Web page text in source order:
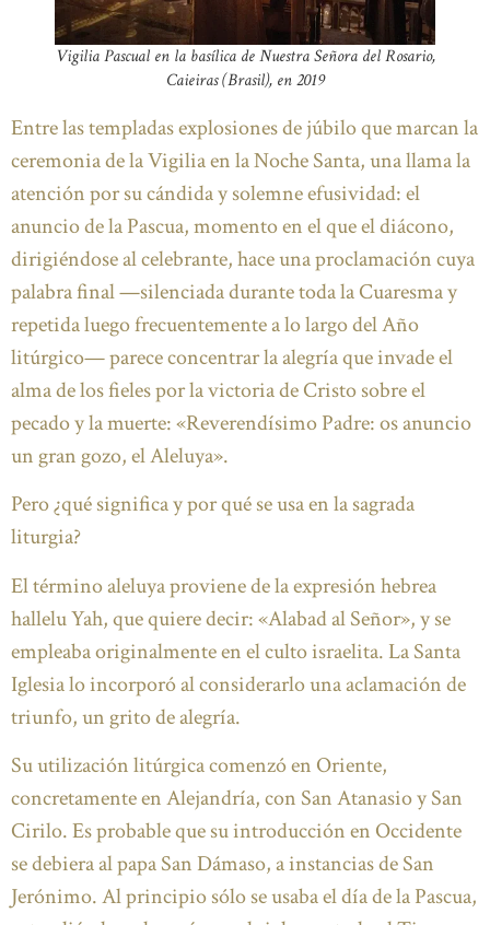
Vigilia Pascual en la basílica de Nuestra Señora del Rosario,
Caieiras (Brasil), en 2019
Entre las templadas explosiones de júbilo que marcan la
ceremonia de la Vigilia en la Noche Santa, una llama la
atención por su cándida y solemne efusividad: el
anuncio de la Pascua, momento en el que el diácono,
dirigiéndose al celebrante, hace una proclamación cuya
palabra final —silenciada durante toda la Cuaresma y
repetida luego frecuentemente a lo largo del Año
litúrgico— parece concentrar la alegría que invade el
alma de los fieles por la victoria de Cristo sobre el
pecado y la muerte: «Reverendísimo Padre: os anuncio
un gran gozo, el Aleluya».
Pero ¿qué significa y por qué se usa en la sagrada
liturgia?
El término aleluya proviene de la expresión hebrea
hallelu Yah, que quiere decir: «Alabad al Señor», y se
empleaba originalmente en el culto israelita. La Santa
Iglesia lo incorporó al considerarlo una aclamación de
triunfo, un grito de alegría.
Su utilización litúrgica comenzó en Oriente,
concretamente en Alejandría, con San Atanasio y San
Cirilo. Es probable que su introducción en Occidente
se debiera al papa San Dámaso, a instancias de San
Jerónimo. Al principio sólo se usaba el día de la Pascua,